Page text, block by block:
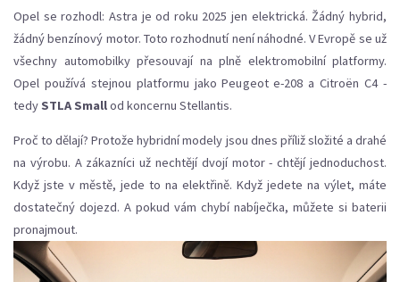
Opel se rozhodl: Astra je od roku 2025 jen elektrická. Žádný hybrid,
žádný benzínový motor. Toto rozhodnutí není náhodné. V Evropě se už
všechny automobilky přesouvají na plně elektromobilní platformy.
Opel používá stejnou platformu jako Peugeot e-208 a Citroën C4 -
tedy STLA Smallod koncernu Stellantis.
Proč to dělají? Protože hybridní modely jsou dnes příliž složité a drahé
na výrobu. A zákazníci už nechtějí dvojí motor - chtějí jednoduchost.
Když jste v městě, jede to na elektřině. Když jedete na výlet, máte
dostatečný dojezd. A pokud vám chybí nabíječka, můžete si baterii
pronajmout.